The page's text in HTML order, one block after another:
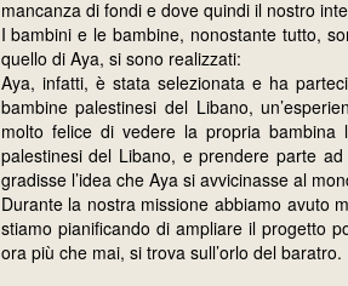
mancanza di fondi e dove quindi il nostro
I bambini e le bambine, nonostante tutto,
quello di Aya, si sono realizzati:
Aya, infatti, è stata selezionata e ha
bambine palestinesi del Libano,
molto felice di vedere la propria
palestinesi del Libano, e prendere parte
gradisse l’idea che Aya si avvicinasse al
Durante la nostra missione abbiamo avuto
stiamo pianificando di ampliare il progetto
ora più che mai, si trova sull’orlo del baratro.